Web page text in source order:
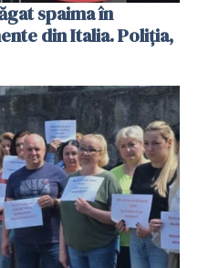
spaima în
din Italia. Poliția,